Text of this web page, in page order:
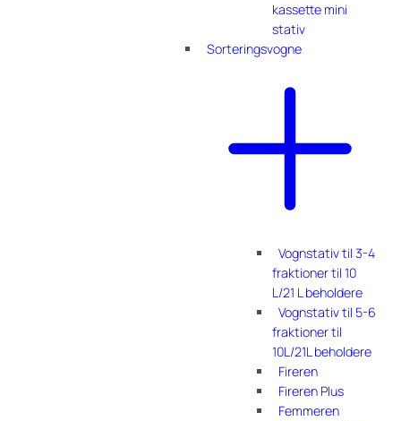
kassette mini
stativ
Sorteringsvogne
Vognstativ til 3-4
fraktioner til 10
L/21 L beholdere
Vognstativ til 5-6
fraktioner til
10L/21L beholdere
Fireren
Fireren Plus
Femmeren